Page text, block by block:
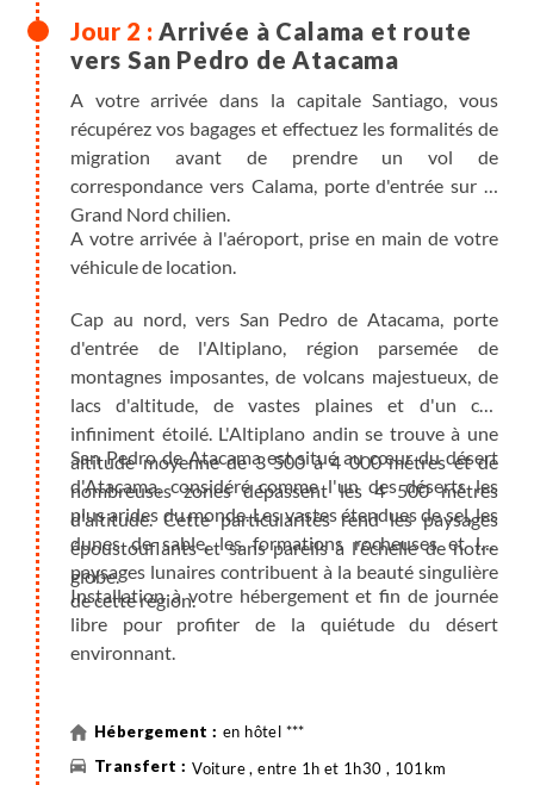
Arrivée à Calama et route
vers San Pedro de Atacama
A votre arrivée dans la capitale Santiago, vous
récupérez vos bagages et effectuez les formalités de
migration avant de prendre un vol de
correspondance vers Calama, porte d'entrée sur le
Grand Nord chilien.
A votre arrivée à l'aéroport, prise en main de votre
véhicule de location.
Cap au nord, vers San Pedro de Atacama, porte
d'entrée de l'Altiplano, région parsemée de
montagnes imposantes, de volcans majestueux, de
lacs d'altitude, de vastes plaines et d'un ciel
infiniment étoilé. L'Altiplano andin se trouve à une
altitude moyenne de 3 500 à 4 000 mètres et de
nombreuses zones dépassent les 4 500 mètres
d'altitude. Cette particularités rend les paysages
époustouflants et sans pareils à l'échelle de notre
globe.
San Pedro de Atacama est situé au cœur du désert
d'Atacama, considéré comme l'un des déserts les
plus arides du monde. Les vastes étendues de sel, les
dunes de sable, les formations rocheuses et les
paysages lunaires contribuent à la beauté singulière
de cette région.
Installation à votre hébergement et fin de journée
libre pour profiter de la quiétude du désert
environnant.
en hôtel ***
Voiture , entre 1h et 1h30 , 101km